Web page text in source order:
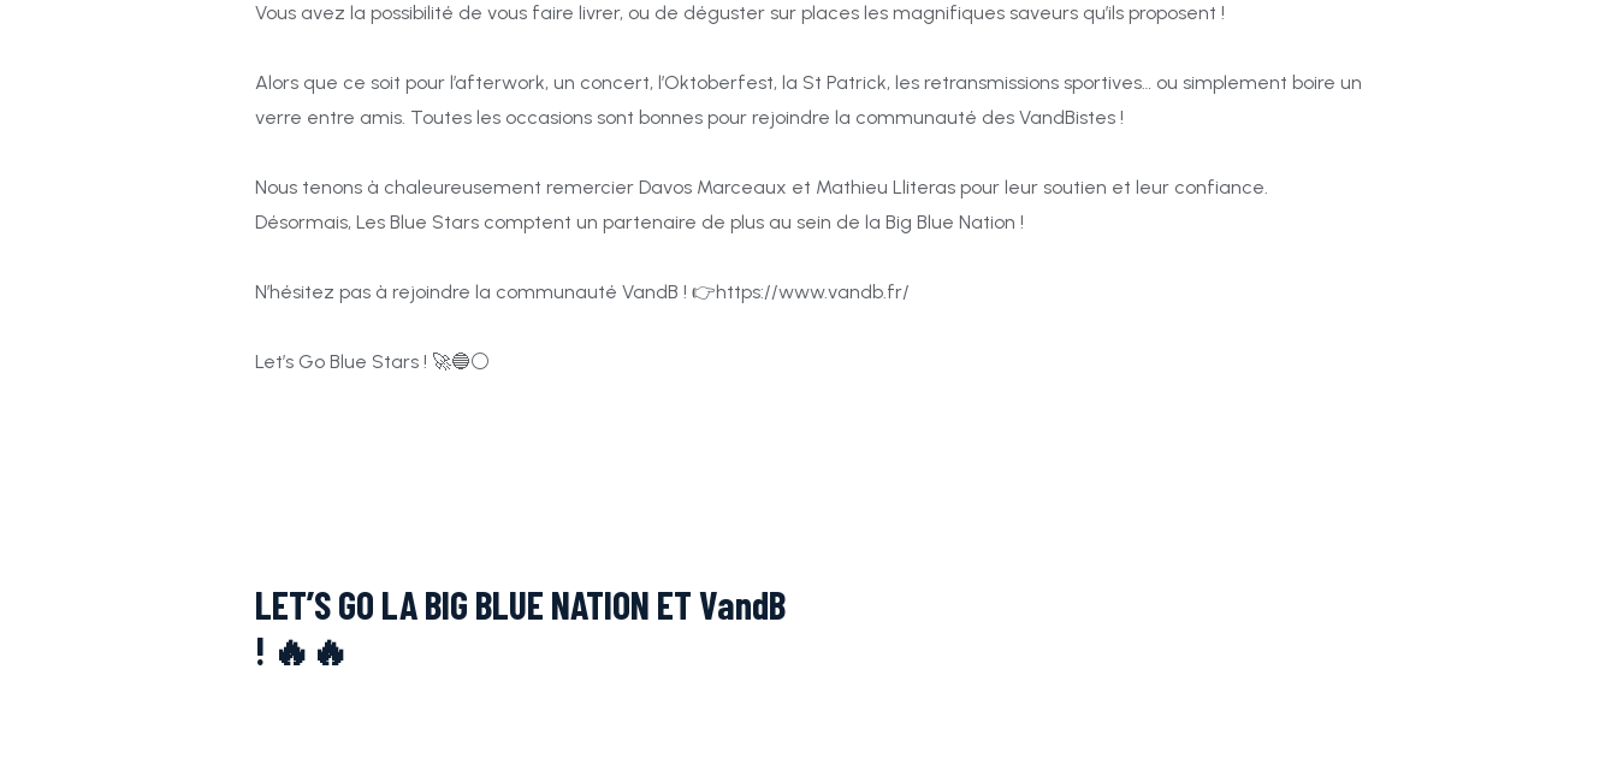
Vous avez la possibilité de vous faire livrer, ou de déguster sur places les magnifiques saveurs qu’ils proposent !
Alors que ce soit pour l’afterwork, un concert, l’Oktoberfest, la St Patrick, les retransmissions sportives… ou simplement boire un
verre entre amis. Toutes les occasions sont bonnes pour rejoindre la communauté des VandBistes !
Nous tenons à chaleureusement remercier Davos Marceaux et Mathieu Lliteras pour leur soutien et leur confiance.
Désormais, Les Blue Stars comptent un partenaire de plus au sein de la Big Blue Nation !
N’hésitez pas à rejoindre la communauté VandB ! 👉https://www.vandb.fr/
Let’s Go Blue Stars ! 🚀🔵⚪
LET’S GO LA BIG BLUE NATION ET VandB
! 🔥🔥